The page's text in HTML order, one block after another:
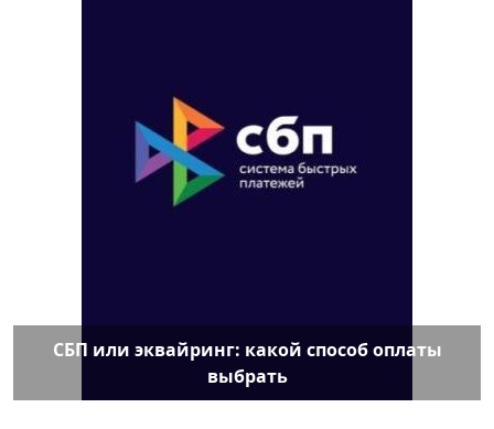
СБП или эквайринг: какой способ оплаты
выбрать